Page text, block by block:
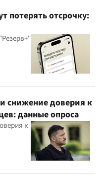
потерять отсрочку:
снижение доверия к
данные опроса
к